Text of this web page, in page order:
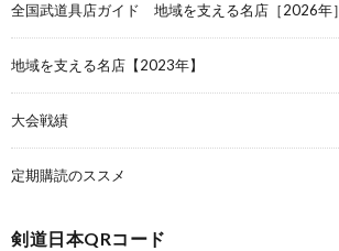
全国武道具店ガイド 地域を支える名店［2026年］
地域を支える名店【2023年】
大会戦績
定期購読のススメ
剣道日本QRコード